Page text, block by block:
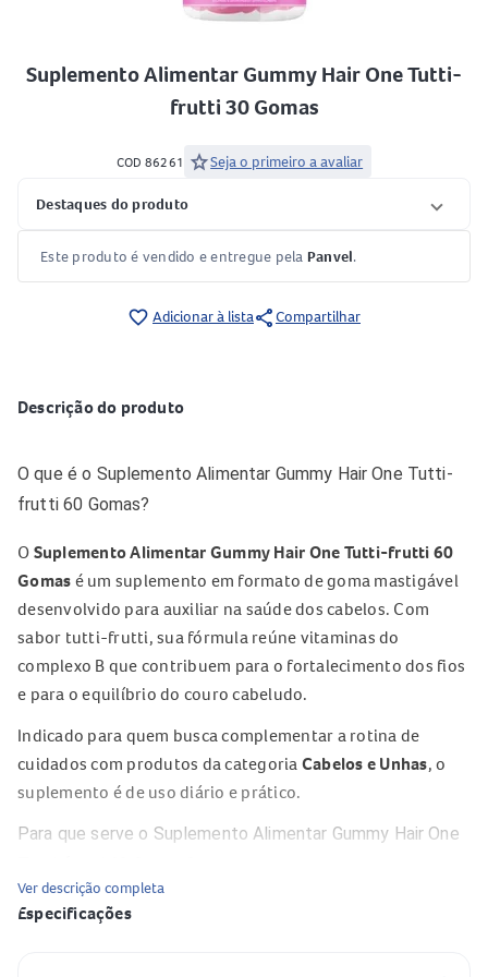
Suplemento Alimentar Gummy Hair One Tutti-
frutti 30 Gomas
COD 86261 starSeja o primeiro a avaliar
Destaques do produto
Este produto é vendido e entregue pela Panvel.
favorite_border Adicionar à listashareCompartilhar
Descrição do produto
O que é o Suplemento Alimentar Gummy Hair One Tutti-
frutti 60 Gomas?
O Suplemento Alimentar Gummy Hair One Tutti-frutti 60
Gomas é um suplemento em formato de goma mastigável
desenvolvido para auxiliar na saúde dos cabelos. Com
sabor tutti-frutti, sua fórmula reúne vitaminas do
complexo B que contribuem para o fortalecimento dos fios
e para o equilíbrio do couro cabeludo.
Indicado para quem busca complementar a rotina de
cuidados com produtos da categoria Cabelos e Unhas, o
suplemento é de uso diário e prático.
Para que serve o Suplemento Alimentar Gummy Hair One
OSuplemento Alimentar Gummy Hair One Tutti-frutti 60
Ver descrição completa
Especificações